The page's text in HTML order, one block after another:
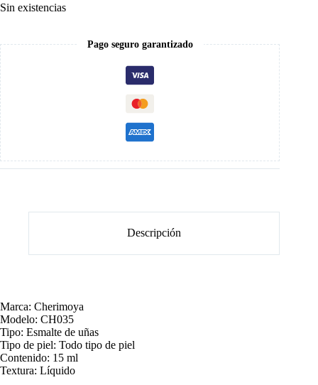
Sin existencias
Pago seguro garantizado
Descripción
Marca: Cherimoya
Modelo: CH035
Tipo: Esmalte de uñas
Tipo de piel: Todo tipo de piel
Contenido: 15 ml
Textura: Líquido